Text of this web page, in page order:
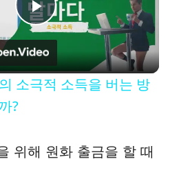
P
l
y
소극적 소득을 버는 방
?
위해 원화 출금을 할 때